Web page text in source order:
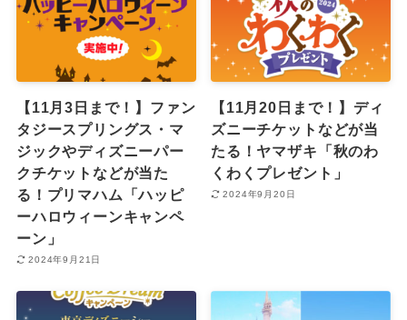
【11月3日まで！】ファン
タジースプリングス・マ
ジックやディズニーパー
クチケットなどが当た
る！プリマハム「ハッピ
ーハロウィーンキャンペ
ーン」
2024年9月21日
【11月20日まで！】ディ
ズニーチケットなどが当
たる！ヤマザキ「秋のわ
くわくプレゼント」
2024年9月20日